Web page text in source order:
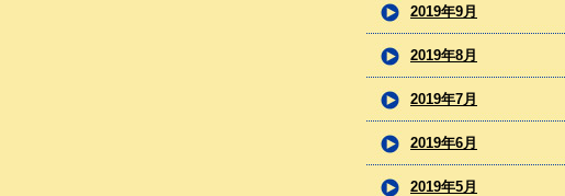
2019年9月
2019年8月
2019年7月
2019年6月
2019年5月